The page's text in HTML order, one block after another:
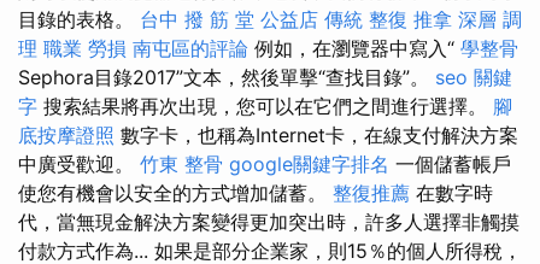
目錄的表格。 台中 撥 筋 堂 公益店 傳統 整復 推拿 深層 調
理 職業 勞損 南屯區的評論 例如，在瀏覽器中寫入“ 學整骨
Sephora目錄2017”文本，然後單擊“查找目錄”。 seo 關鍵
字 搜索結果將再次出現，您可以在它們之間進行選擇。 腳
底按摩證照 數字卡，也稱為Internet卡，在線支付解決方案
中廣受歡迎。 竹東 整骨 google關鍵字排名 一個儲蓄帳戶
使您有機會以安全的方式增加儲蓄。 整復推薦 在數字時
代，當無現金解決方案變得更加突出時，許多人選擇非觸摸
付款方式作為... 如果是部分企業家，則15％的個人所得稅，